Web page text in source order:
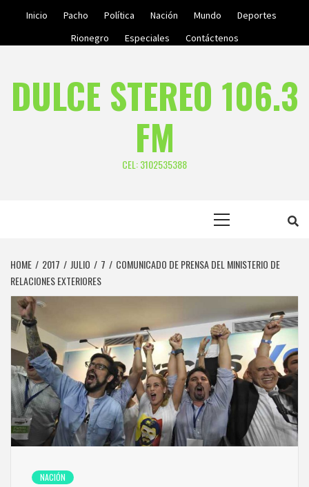
Inicio Pacho Política Nación Mundo
Deportes
Rionegro
Especiales Contáctenos
DULCE STEREO 106.3
FM
CEL: 3102535388
HOME 2017 JULIO 7
COMUNICADO DE PRENSA DEL MINISTERIO DE
RELACIONES EXTERIORES
NACIÓN